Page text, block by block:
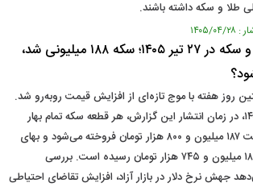
طلا و سکه داشته باشند.
انفجار قیمت طلا و سکه در ۲۷ تیر ۱۴۰۵؛ سکه ۱۸۸ میلیونی شد،
روز هفته با موج تازه‌ای از افزایش قیمت روبه‌رو شد.
امروز شنبه ۲۷ تیرماه ۱۴۰۵، در زمان انتشار این گزارش، هر قطعه سکه تمام بهار
آزادی طرح جدید با قیمت ۱۸۷ میلیون و ۸۰۰ هزار تومان فروخته می‌شود و بهای
هر گرم طلای ۱۸ عیار به ۱۸ میلیون و ۷۴۵ هزار تومان رسیده است. بررسی
جهش نرخ دلار در بازار آزاد، افزایش تقاضای احتیاطی